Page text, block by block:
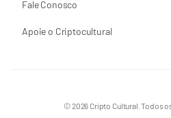
Fale Conosco
Apoie o Criptocultural
© 2026 Cripto Cultural. Todos